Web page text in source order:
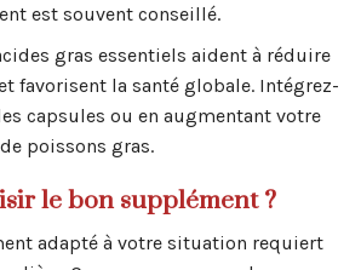
est souvent conseillé.
gras essentiels aident à réduire
favorisent la santé globale. Intégrez-
capsules ou en augmentant votre
poissons gras.
le bon supplément ?
adapté à votre situation requiert